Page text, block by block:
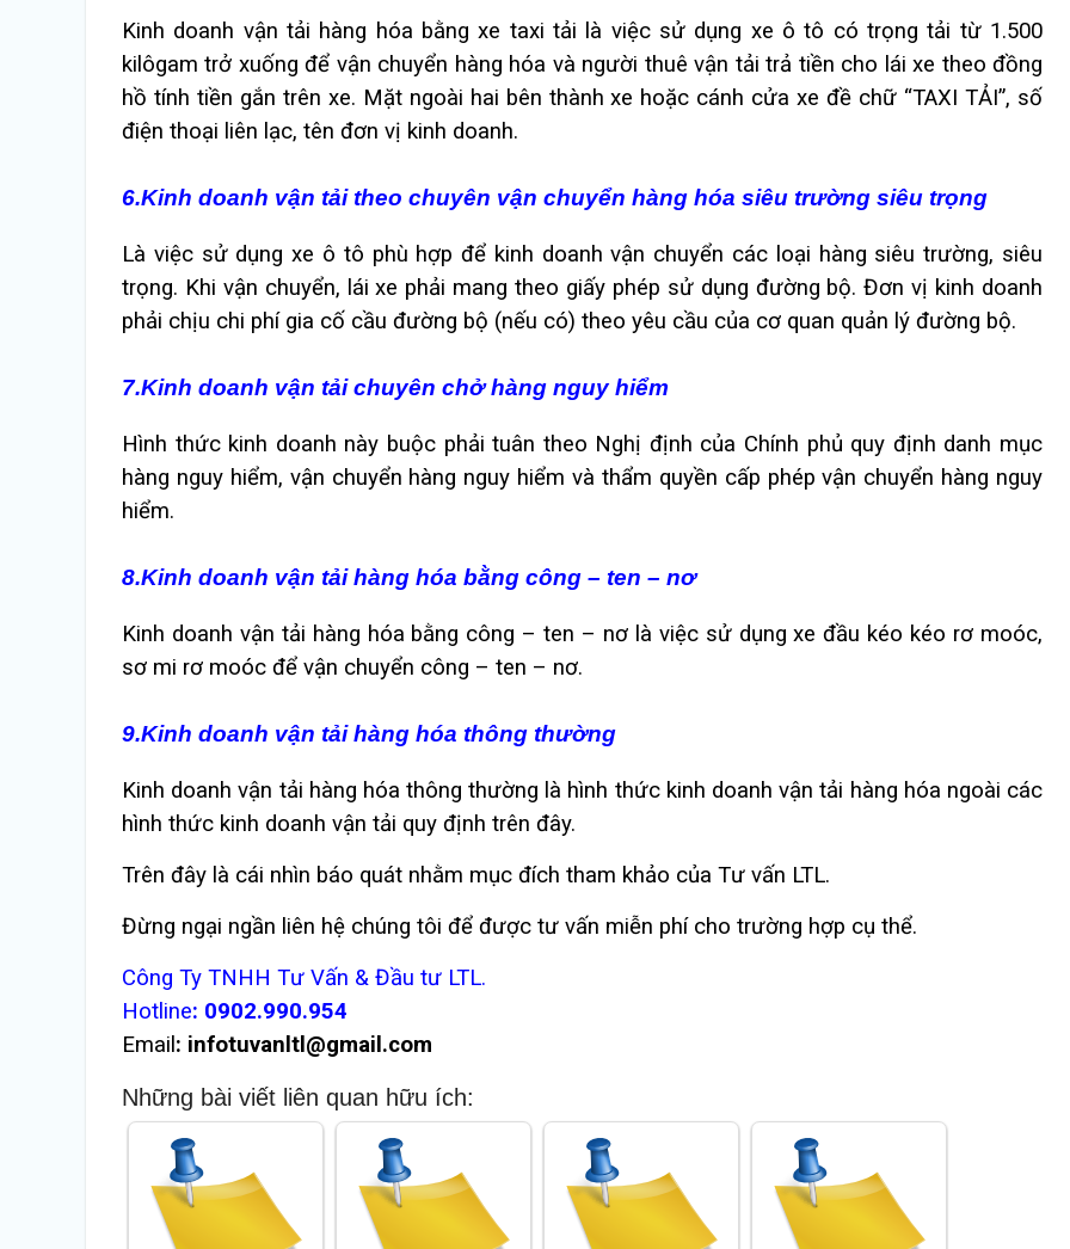
Kinh doanh vận tải hàng hóa bằng xe taxi tải là việc sử dụng xe ô tô có trọng tải từ 1.500
kilôgam trở xuống để vận chuyển hàng hóa và người thuê vận tải trả tiền cho lái xe theo đồng
hồ tính tiền gắn trên xe. Mặt ngoài hai bên thành xe hoặc cánh cửa xe đề chữ “TAXI TẢI”, số
điện thoại liên lạc, tên đơn vị kinh doanh.
6.Kinh doanh vận tải theo chuyên vận chuyển hàng hóa siêu trường siêu trọng
Là việc sử dụng xe ô tô phù hợp để kinh doanh vận chuyển các loại hàng siêu trường, siêu
trọng. Khi vận chuyển, lái xe phải mang theo giấy phép sử dụng đường bộ. Đơn vị kinh doanh
phải chịu chi phí gia cố cầu đường bộ (nếu có) theo yêu cầu của cơ quan quản lý đường bộ.
7.Kinh doanh vận tải chuyên chở hàng nguy hiểm
Hình thức kinh doanh này buộc phải tuân theo Nghị định của Chính phủ quy định danh mục
hàng nguy hiểm, vận chuyển hàng nguy hiểm và thẩm quyền cấp phép vận chuyển hàng nguy
hiểm.
8.Kinh doanh vận tải hàng hóa bằng công – ten – nơ
Kinh doanh vận tải hàng hóa bằng công – ten – nơ là việc sử dụng xe đầu kéo kéo rơ moóc,
sơ mi rơ moóc để vận chuyển công – ten – nơ.
9.Kinh doanh vận tải hàng hóa thông thường
Kinh doanh vận tải hàng hóa thông thường là hình thức kinh doanh vận tải hàng hóa ngoài các
hình thức kinh doanh vận tải quy định trên đây.
Trên đây là cái nhìn báo quát nhằm mục đích tham khảo của Tư vấn LTL.
Đừng ngại ngần liên hệ chúng tôi để được tư vấn miễn phí cho trường hợp cụ thể.
Công Ty TNHH Tư Vấn & Đầu tư LTL.
Hotline: 0902.990.954
Email : infotuvanltl@gmail.com
Những bài viết liên quan hữu ích: